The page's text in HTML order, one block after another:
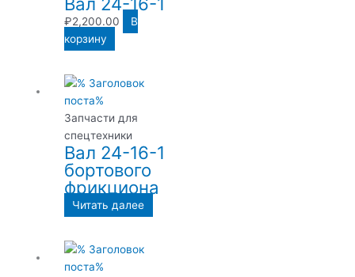
₽2,200.00
В
корзину
Запчасти для
спецтехники
Вал 24-16-1
бортового
фрикциона
Читать далее